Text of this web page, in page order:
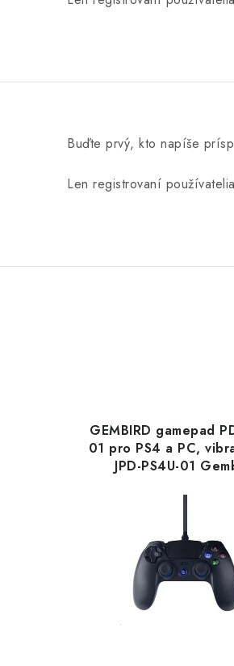
Buďte prvý, kto napíše
Len registrovaní
GEMBIRD gamepad
01 pro PS4 a PC,
JPD-PS4U-01